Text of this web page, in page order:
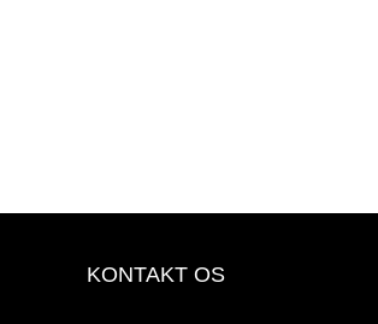
KONTAKT OS